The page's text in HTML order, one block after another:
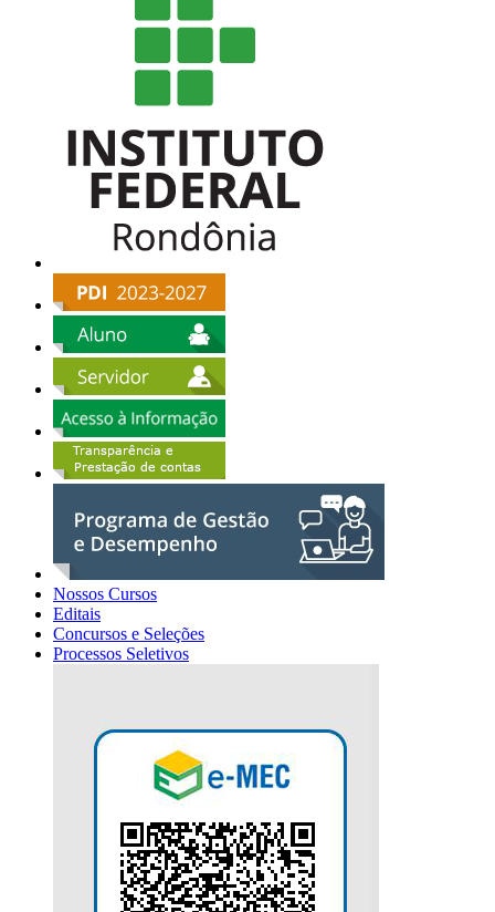
Nossos Cursos
Editais
Concursos e Seleções
Processos Seletivos